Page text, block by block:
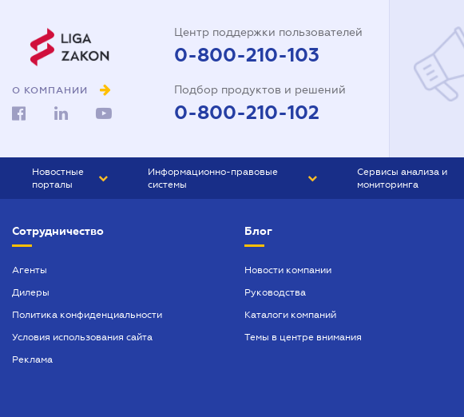
О КОМПАНИИ
Центр поддержки пользователей
0-800-210-103
Подбор продуктов и решений
0-800-210-102
Новостные
порталы
БИЗНЕС
Информационно-правовые
системы
БУХГАЛТЕР ПРОФ
ЮРИСТ ПРОФ
Сервисы анализа и
мониторинга
Сотрудничество
Агенты
Дилеры
Политика конфиденциальности
Условия использования сайта
Реклама
Блог
Новости компании
Руководства
Каталоги компаний
Темы в центре внимания